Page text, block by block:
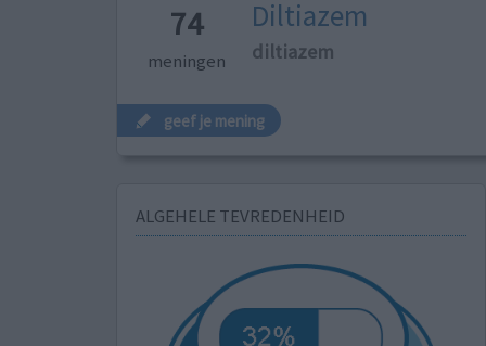
74
meningen
Diltiazem
diltiazem
geef je mening
ALGEHELE TEVREDENHEID